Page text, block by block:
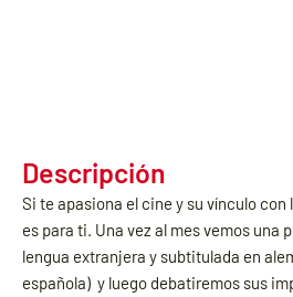
Descripción
Si te apasiona el cine y su vínculo
es para ti. Una vez al mes vemos una
lengua extranjera y subtitulada en
española) y luego debatiremos sus